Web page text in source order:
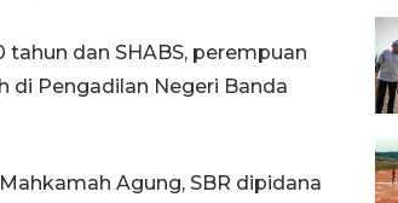
dan SHABS, perempuan
di Pengadilan Negeri Banda
Agung, SBR dipidana